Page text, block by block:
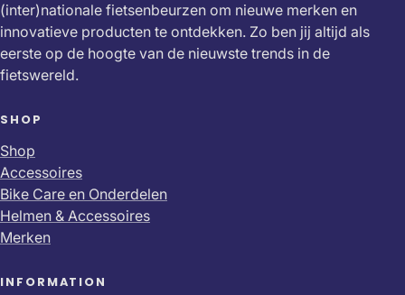
(inter)nationale fietsenbeurzen om nieuwe merken en
innovatieve producten te ontdekken. Zo ben jij altijd als
eerste op de hoogte van de nieuwste trends in de
fietswereld.
SHOP
Shop
Accessoires
Bike Care en Onderdelen
Helmen & Accessoires
Merken
INFORMATION